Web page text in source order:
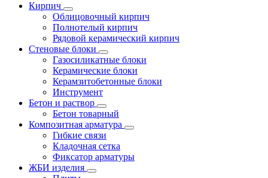
Кирпич
Облицовочный кирпич
Полнотелый кирпич
Рядовой керамический кирпич
Стеновые блоки
Газосиликатные блоки
Керамические блоки
Керамзитобетонные блоки
Инструмент
Бетон и раствор
Бетон товарный
Композитная арматура
Гибкие связи
Кладочная сетка
Фиксатор арматуры
ЖБИ изделия